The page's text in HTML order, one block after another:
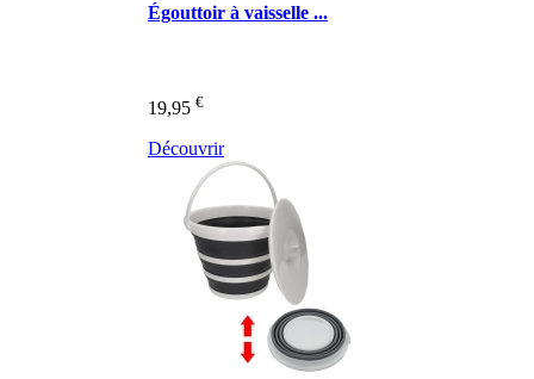
Égouttoir à vaisselle ...
19,95 €
Découvrir